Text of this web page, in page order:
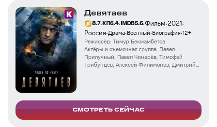
Девятаев
8.7·КП6.4·IMDB5.6·Фильм·2021·
Россия·Драма·Военный·Биография·12+
Режиссёр: Тимур Бекмамбетов
Актёры и съемочная группа: Павел
Прилучный, Павел Чинарёв, Тимофей
Трибунцев, Алексей Филимонов, Дмитрий
СМОТРЕТЬ СЕЙЧАС